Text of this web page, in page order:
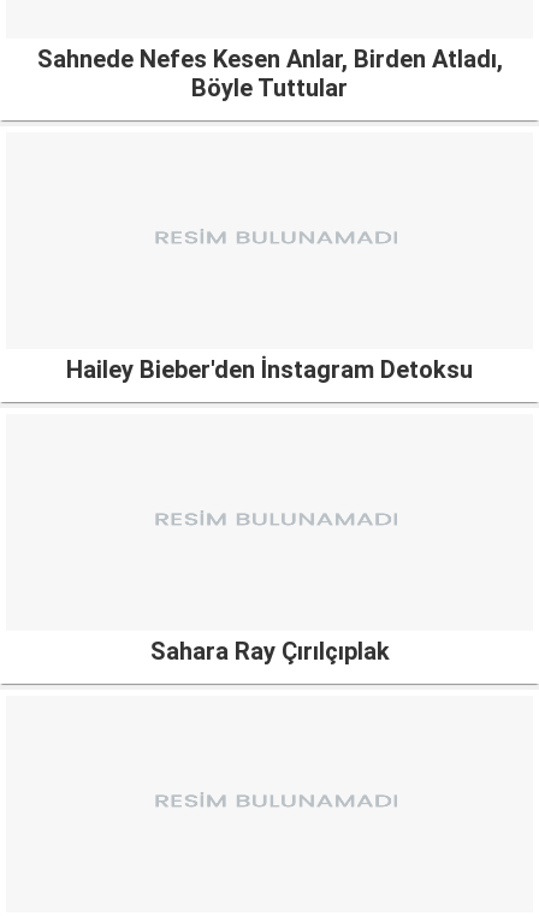
Sahnede Nefes Kesen Anlar, Birden Atladı,
Böyle Tuttular
Hailey Bieber'den İnstagram Detoksu
Sahara Ray Çırılçıplak